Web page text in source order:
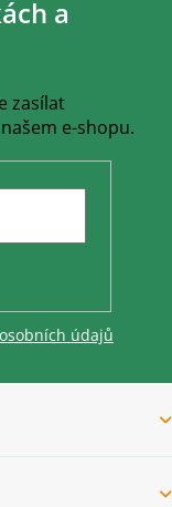
a
zasílat
e-shopu.
údajů